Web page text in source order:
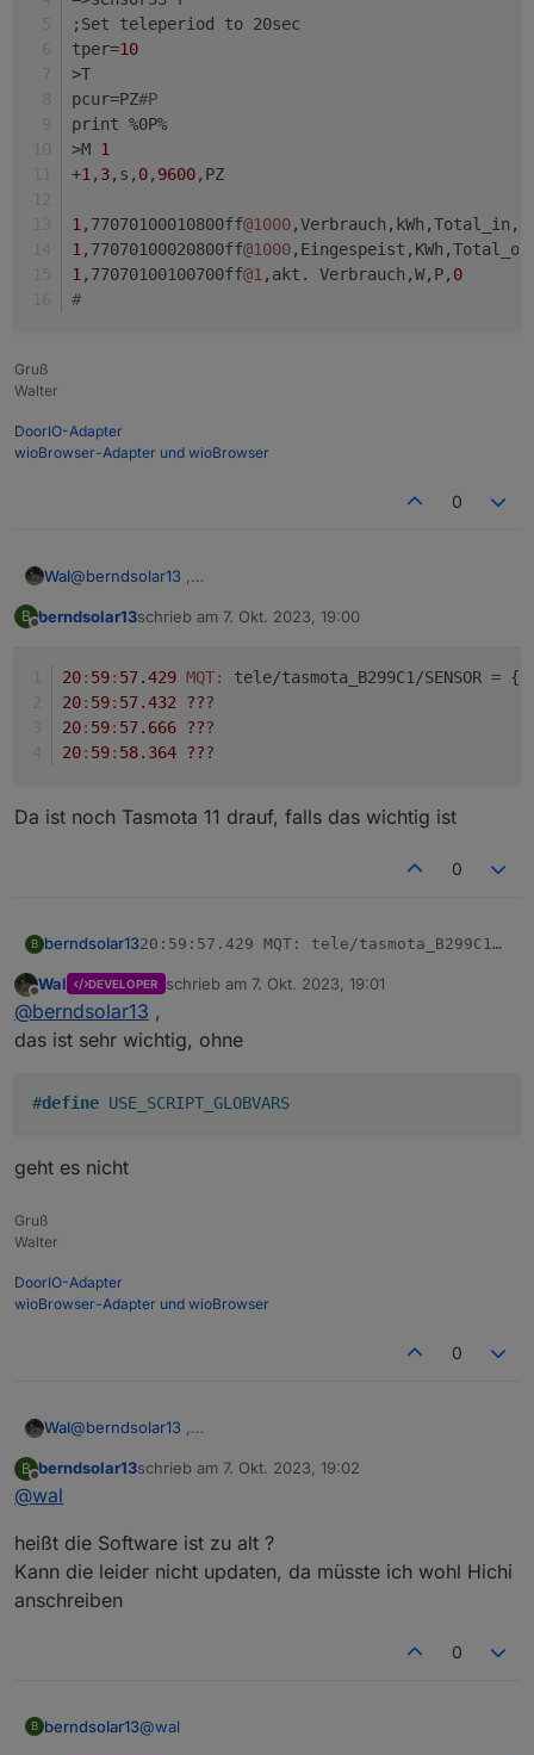
;Set teleperiod to 20sec
tper=10
>T
pcur=PZ#P
print %0P%
>M 1
+1 , 3,s, 0, 9600,PZ
1 ,77070100010800ff@1000,Verbrauch,kWh,Total_in,
1 ,77070100020800ff@1000
1 ,77070100100700ff@1 ,akt. Verbrauch,W,P, 0
#
Gruß
Walter
DoorIO-Adapter
wioBrowser-Adapter und wioBrowser
0
Wal@berndsolar13
>D
>B
;Set teleperiod to 20sec
tper=10
>T
>M 1
1,77070100100700ff@1,akt. Verbrauch,W,P,0
B berndsolar13schrieb am 7. Okt. 2023, 19:00
zuletzt editiert von
20: 59: 57.429 MQT: tele/tasmota_B299C1/SENSOR = {
20: 59: 57.432 ???
20: 59: 57.666 ???
20: 59: 58.364 ???
Da ist noch Tasmota 11 drauf, falls das wichtig ist
0
B berndsolar1320:59:57.429 MQT: tele/tasmota_B299C1/
20:59:57.666 ???
Da ist noch Tasmota 11 drauf, falls das wichtig ist
Offline
Wal DEVELOPER schrieb am 7. Okt. 2023, 19:01
zuletzt editiert von
@berndsolar13 ,
das ist sehr wichtig, ohne
#define USE_SCRIPT_GLOBVARS
geht es nicht
Gruß
Walter
DoorIO-Adapter
wioBrowser-Adapter und wioBrowser
0
Wal@berndsolar13
B
Offline
berndsolar13schrieb am 7. Okt. 2023, 19:02
zuletzt editiert von
@wal
heißt die Software ist zu alt ?
Kann die leider nicht updaten, da müsste ich wohl Hichi
anschreiben
0
B berndsolar13@wal